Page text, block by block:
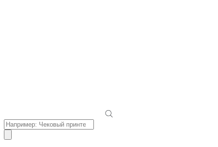
Поиск
товаров